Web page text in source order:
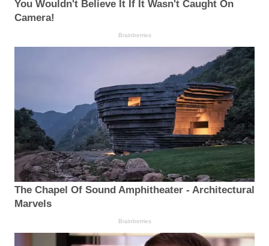
You Wouldn't Believe It If It Wasn't Caught On
Camera!
Brainberries
The Chapel Of Sound Amphitheater - Architectural
Marvels
Brainberries